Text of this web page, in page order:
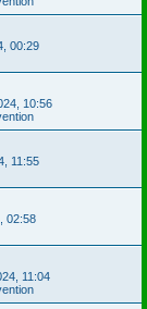
00:29
10:56
11:55
02:58
11:04